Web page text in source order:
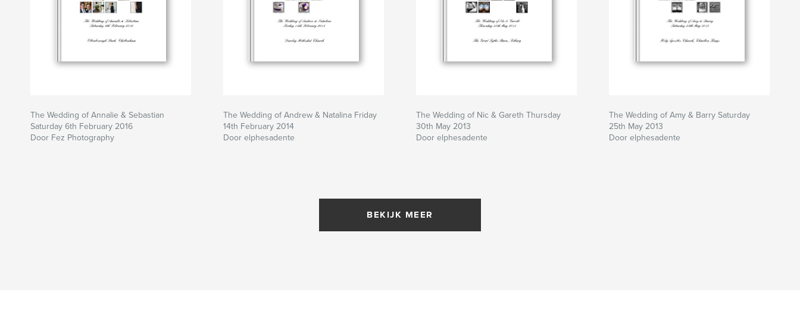
The Wedding of Annalie & Sebastian
Saturday 6th February 2016
Door Fez Photography
The Wedding of Andrew & Natalina Friday
14th February 2014
Door elphesadente
The Wedding of Nic & Gareth Thursday
30th May 2013
Door elphesadente
The Wedding of Amy & Barry Saturday
25th May 2013
Door elphesadente
BEKIJK MEER